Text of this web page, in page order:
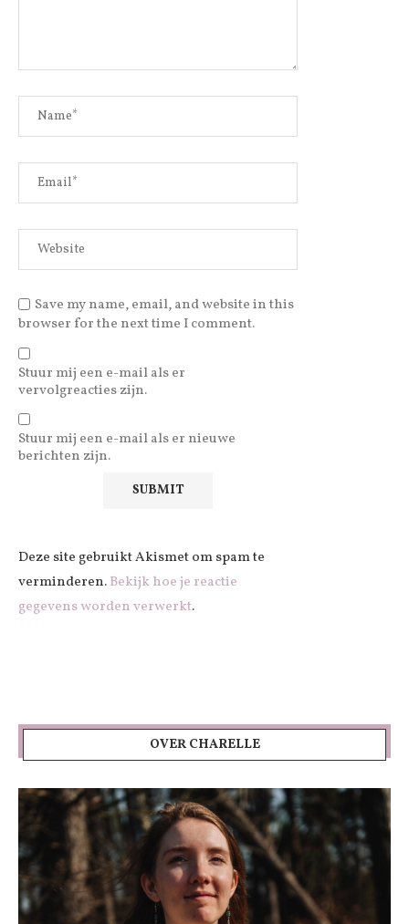
Save my name, email, and website in this
browser for the next time I comment.
Stuur mij een e-mail als er
vervolgreacties zijn.
Stuur mij een e-mail als er nieuwe
berichten zijn.
Deze site gebruikt Akismet om spam te
verminderen.Bekijk hoe je reactie
gegevens worden verwerkt.
OVER CHARELLE